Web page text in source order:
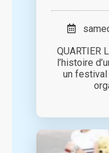
QUARTIER
l’histoire
un festival